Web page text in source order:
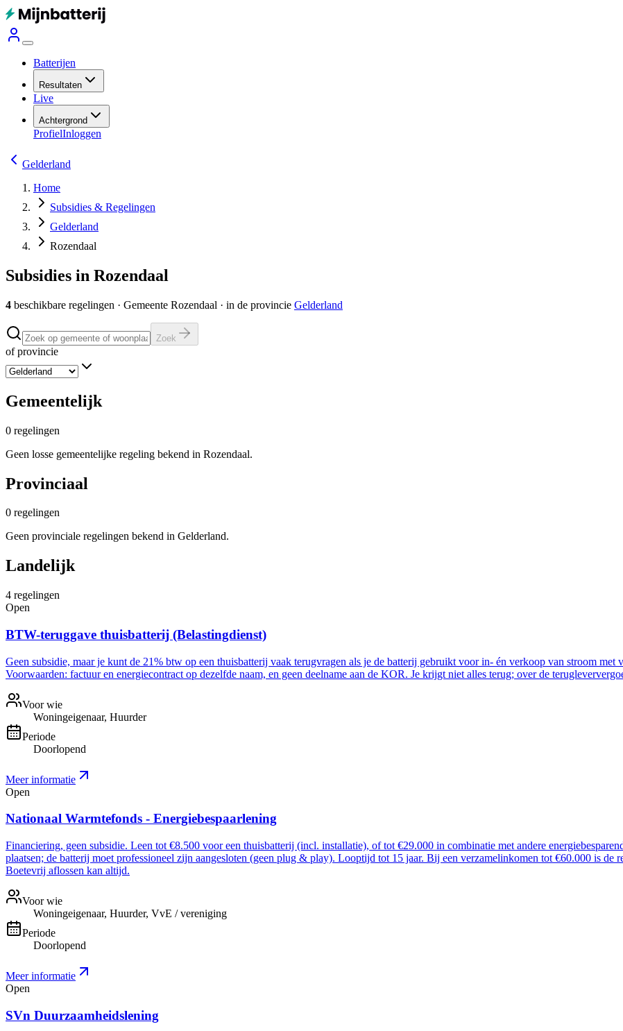
Batterijen
Resultaten
Live
Achtergrond
ProfielInloggen
Gelderland
Home
Subsidies & Regelingen
Gelderland
Rozendaal
Subsidies in Rozendaal
4 beschikbare regelingen · Gemeente Rozendaal · in de provincie Gelderland
Zoek
of provincie
Gemeentelijk
0 regelingen
Geen losse gemeentelijke regeling bekend in Rozendaal.
Provinciaal
0 regelingen
Geen provinciale regelingen bekend in Gelderland.
Landelijk
4 regelingen
Open
BTW-teruggave thuisbatterij (Belastingdienst)
Geen subsidie, maar je kunt de 21% btw op een thuisbatterij vaak terugvragen als je de batterij gebruikt voor in- én verkoop van stroom met
Voorwaarden: factuur en energiecontract op dezelfde naam, en geen deelname aan de KOR. Je krijgt niet alles terug; over de
Voor wie
Woningeigenaar, Huurder
Periode
Doorlopend
Meer informatie
Open
Nationaal Warmtefonds - Energiebespaarlening
Financiering, geen subsidie. Leen tot €8.500 voor een thuisbatterij (incl. installatie), of tot €29.000 in combinatie met andere
plaatsen; de batterij moet professioneel zijn aangesloten (geen plug & play). Looptijd tot 15 jaar. Bij een verzamelinkomen tot €60.000 is de
Boetevrij aflossen kan altijd.
Voor wie
Woningeigenaar, Huurder, VvE / vereniging
Periode
Doorlopend
Meer informatie
Open
SVn Duurzaamheidslening